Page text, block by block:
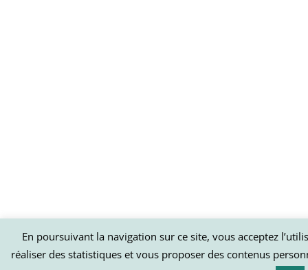
En poursuivant la navigation sur ce site, vous acceptez
réaliser des statistiques et vous proposer des contenus